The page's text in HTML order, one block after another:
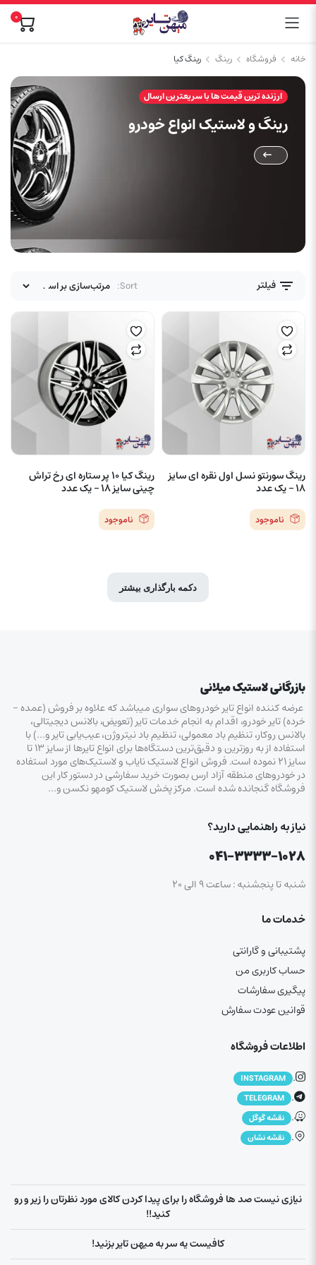
۰
خانه فروشگاه رینگ رینگ کیا
ارزنده ترین قیمت ها با سریعترین ارسال
رینگ و لاستیک انواع خودرو
فیلتر Sort:
رینگ سورنتو نسل اول نقره ای سایز
۱۸ – یک عدد
ناموجود
رینگ کیا ۱۰ پر ستاره ای رخ تراش
چینی سایز ۱۸ – یک عدد
ناموجود
دکمه بارگذاری بیشتر
بازرگانی لاستیک میلانی
عرضه کننده انواع تایر خودروهای سواری میباشد که علاوه بر فروش (عمده –
خرده‌) تایر خودرو، اقدام به انجام خدمات تایر (تعویض، بالانس دیجیتالی،
بالانس روکار، تنظیم باد معمولی، تنظیم باد نیتروژن، عیب‌یابی تایر و…) با
استفاده از به روزترین و دقیق‌ترین دستگاه‌ها برای انواع تایرها از سایز ۱۳ تا
سایز ۲۱ نموده است. فروش انواع لاستیک‌ نایاب و لاستیک‌های مورد استفاده
در خودروهای منطقه آزاد ارس بصورت خرید سفارشی در دستور کار این
فروشگاه گنجانده شده است. مرکز پخش لاستیک کومهو نکسن و…
نیاز به راهنمایی دارید؟
۰۴۱-۳۳۳۳-۱۰۲۸
شنبه تا پنجشنبه : ساعت ۹ الی ۲۰
خدمات ما
پشتیبانی و گارانتی
حساب کاربری من
پیگیری سفارشات
قوانین عودت سفارش
اطلاعات فروشگاه
.
INSTAGRAM
.
TELEGRAM
. نقشه گوگل
. نقشه نشان
نیازی نیست صد ها فروشگاه را برای پیدا کردن کالای مورد نظرتان را زیر و رو
کنید!!
کافیست یه سر به میهن تایر بزنید!